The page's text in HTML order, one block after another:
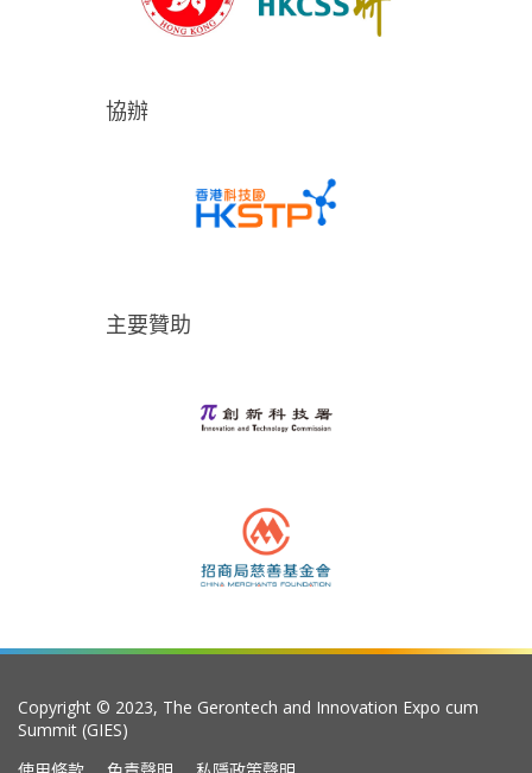
協辦
主要贊助
Copyright © 2023, The Gerontech and Innovation Expo cum
Summit (GIES)